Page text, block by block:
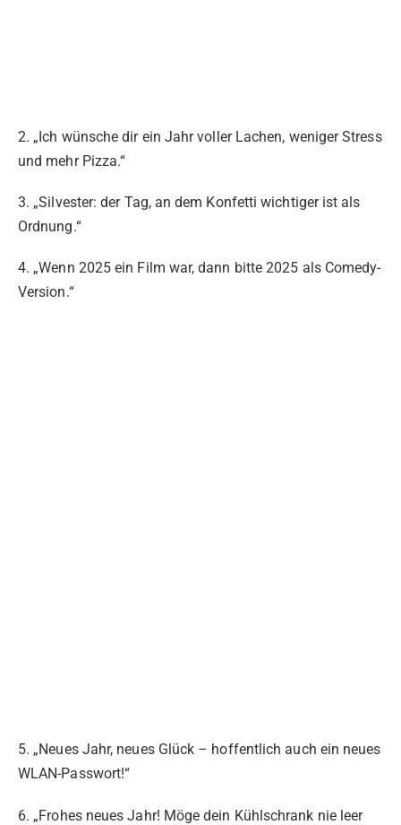
2. „Ich wünsche dir ein Jahr voller Lachen, weniger Stress
und mehr Pizza.“
3. „Silvester: der Tag, an dem Konfetti wichtiger ist als
Ordnung.“
4. „Wenn 2025 ein Film war, dann bitte 2025 als Comedy-
Version.“
5. „Neues Jahr, neues Glück – hoffentlich auch ein neues
WLAN-Passwort!“
6. „Frohes neues Jahr! Möge dein Kühlschrank nie leer